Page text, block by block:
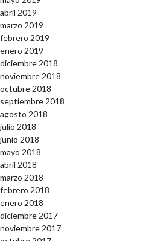
abril 2019
marzo 2019
febrero 2019
enero 2019
diciembre 2018
noviembre 2018
octubre 2018
septiembre 2018
agosto 2018
julio 2018
junio 2018
mayo 2018
abril 2018
marzo 2018
febrero 2018
enero 2018
diciembre 2017
noviembre 2017